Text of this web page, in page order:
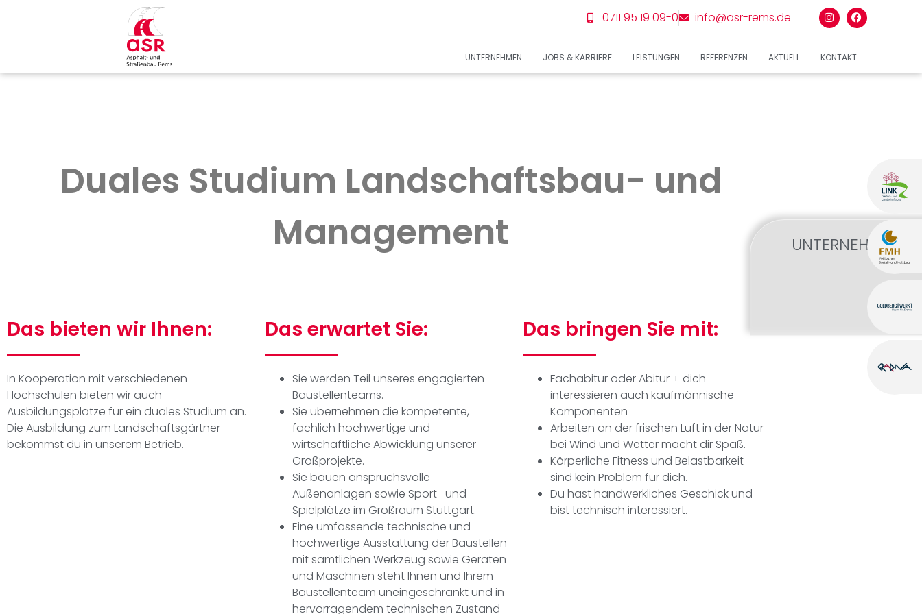
0711 95 19 09-0 info@asr-rems.de
UNTERNEHMEN JOBS & KARRIERE LEISTUNGEN REFERENZEN AKTUELL KONTAKT
Duales Studium Landschaftsbau- und
Management
Das bieten wir Ihnen:
In Kooperation mit verschiedenen
Hochschulen bieten wir auch
Ausbildungsplätze für ein duales Studium an.
Die Ausbildung zum Landschaftsgärtner
bekommst du in unserem Betrieb.
Das erwartet Sie:
Sie werden Teil unseres engagierten
Baustellenteams.
Sie übernehmen die kompetente,
fachlichhochwertige und
wirtschaftliche Abwicklungunserer
Großprojekte.
Sie bauen anspruchsvolle
Außenanlagen sowie Sport- und
Spielplätze im Großraum Stuttgart.
Eine umfassende technische und
hochwertigeAusstattung der Baustellen
mit sämtlichenWerkzeug sowie Geräten
und Maschinen stehtIhnen und Ihrem
Baustellenteam uneingeschränktund in
hervorragendem technischen Zustand
Das bringen Sie mit:
Fachabitur oder Abitur + dich
interessieren auch kaufmännische
Komponenten
Arbeiten an der frischen Luft in der Natur
bei Wind undWetter macht dir Spaß.
Körperliche Fitness und Belastbarkeit
sind kein Problemfür dich.
Du hast handwerkliches Geschick und
bist technischinteressiert.